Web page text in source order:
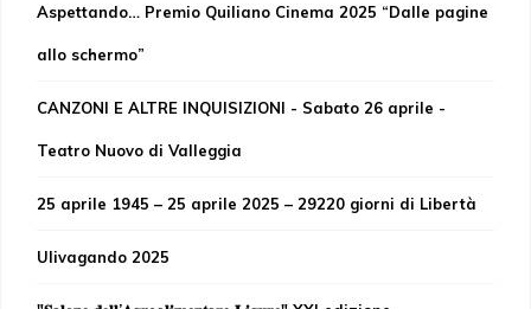
Aspettando… Premio Quiliano Cinema 2025 “Dalle pagine
allo schermo”
CANZONI E ALTRE INQUISIZIONI - Sabato 26 aprile -
Teatro Nuovo di Valleggia
25 aprile 1945 – 25 aprile 2025 – 29220 giorni di Libertà
Ulivagando 2025